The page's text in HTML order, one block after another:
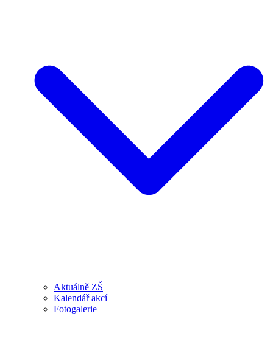
Aktuálně ZŠ
Kalendář akcí
Fotogalerie